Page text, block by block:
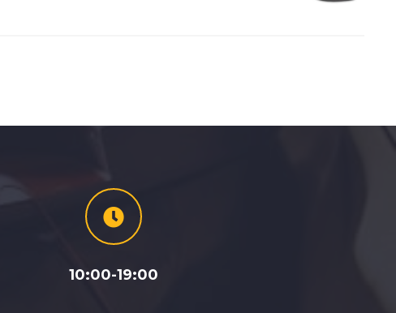
10:00-19:00